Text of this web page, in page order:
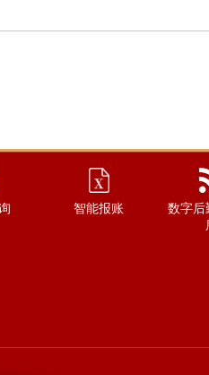
智能报账
数字后